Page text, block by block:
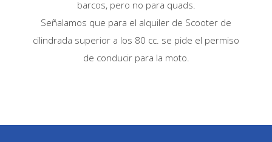
barcos, pero no para quads.
Señalamos que para el alquiler de Scooter de
cilindrada superior a los 80 cc. se pide el permiso
de conducir para la moto.